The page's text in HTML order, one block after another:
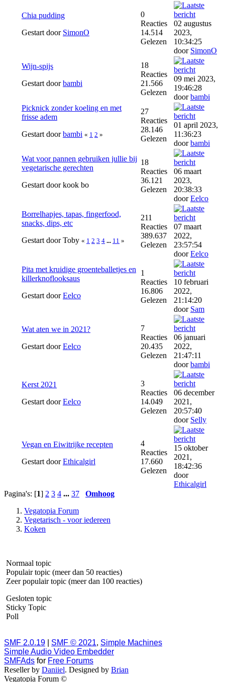
Chia pudding
Gestart door SimonO
0
Reacties
14.514
Gelezen
02 augustus
2023,
10:34:25
door SimonO
Wijn-spijs
Gestart doorbambi
18
Reacties
21.566
Gelezen
09 mei 2023,
19:46:28
doorbambi
Picknick zonder koeling en met
frisse adem
Gestart doorbambi « 1 2 »
27
Reacties
28.146
Gelezen
01 april 2023,
11:36:23
doorbambi
Wat voor pannen gebruiken jullie bij
vegetarische gerechten
Gestart door kook bo
18
Reacties
36.121
Gelezen
06 maart
2023,
20:38:33
doorEelco
Borrelhapjes, tapas, fingerfood,
snacks, dips, etc
Gestart door Toby « 1 2 3 4 ... 11 »
211
Reacties
389.637
Gelezen
07 maart
2022,
23:57:54
doorEelco
Pita met kruidige groenteballetjes en
killerknoflooksaus
Gestart doorEelco
1
Reacties
16.806
Gelezen
10 februari
2022,
21:14:20
door Sam
Wat aten we in 2021?
Gestart doorEelco
7
Reacties
20.435
Gelezen
06 januari
2022,
21:47:11
doorbambi
Kerst 2021
Gestart doorEelco
3
Reacties
14.049
Gelezen
06 december
2021,
20:57:40
door Selly
Vegan en Eiwitrijke recepten
Gestart doorEthicalgirl
4
Reacties
17.660
Gelezen
15 oktober
2021,
18:42:36
door
Ethicalgirl
Pagina's: [1] 2 3 4 ... 37
Omhoog
Vegatopia Forum
Vegetarisch - voor iedereen
Koken
Normaal topic
Populair topic (meer dan 50 reacties)
Zeer populair topic (meer dan 100 reacties)
Gesloten topic
Sticky Topic
Poll
SMF 2.0.19 SMF © 2021, Simple Machines
Simple Audio Video Embedder
SMFAds for Free Forums
Reseller by Daniiel. Designed by Brian
Vegatopia Forum ©